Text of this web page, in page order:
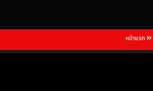
หน้าแรก